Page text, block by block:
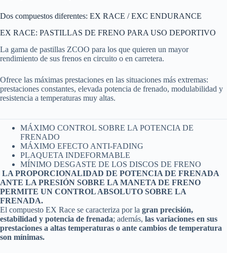
Dos compuestos diferentes: EX RACE / EXC ENDURANCE
EX RACE: PASTILLAS DE FRENO PARA USO DEPORTIVO
La gama de pastillas ZCOO para los que quieren un mayor
rendimiento de sus frenos en circuito o en carretera.
Ofrece las máximas prestaciones en las situaciones más extremas:
prestaciones constantes, elevada potencia de frenado, modulabilidad y
resistencia a temperaturas muy altas.
MÁXIMO CONTROL SOBRE LA POTENCIA DE
FRENADO
MÁXIMO EFECTO ANTI-FADING
PLAQUETA INDEFORMABLE
MÍNIMO DESGASTE DE LOS DISCOS DE FRENO
LA PROPORCIONALIDAD DE POTENCIA DE FRENADA
ANTE LA PRESIÓN SOBRE LA MANETA DE FRENO
PERMITE UN CONTROL ABSOLUTO SOBRE LA
FRENADA.
El compuesto EX Race se caracteriza por la gran precisión,
estabilidad y potencia de frenada; además, las variaciones en sus
prestaciones a altas temperaturas o ante cambios de temperatura
son mínimas.